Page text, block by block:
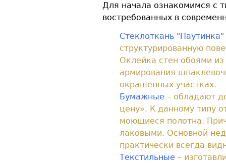
Для начала ознакомимся с
востребованных в
Стеклоткань "Паутинка"
структурированную
Оклейка стен обоями из
армирования
окрашенных участках.
Бумажные – обладают
цену». К данному типу
моющиеся полотна.
лаковыми. Основной
практически всегда
Текстильные –